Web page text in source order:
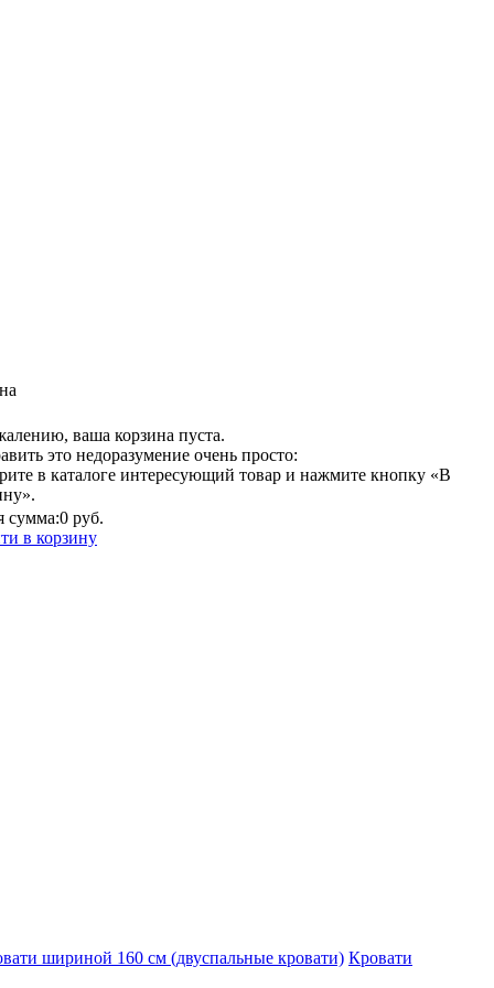
ваша корзина пуста.
это недоразумение очень просто:
в каталоге интересующий товар и нажмите кнопку «В
сумма:0 руб.
в корзину
шириной 160 см (двуспальные кровати) Кровати